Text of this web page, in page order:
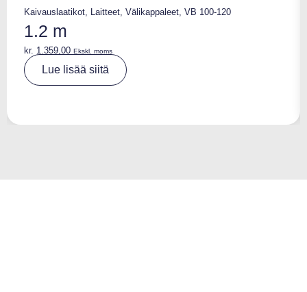
Kaivauslaatikot, Laitteet, Välikappaleet, VB 100-120
1.2 m
kr. 1.359,00 Ekskl. moms
Lue lisää siitä